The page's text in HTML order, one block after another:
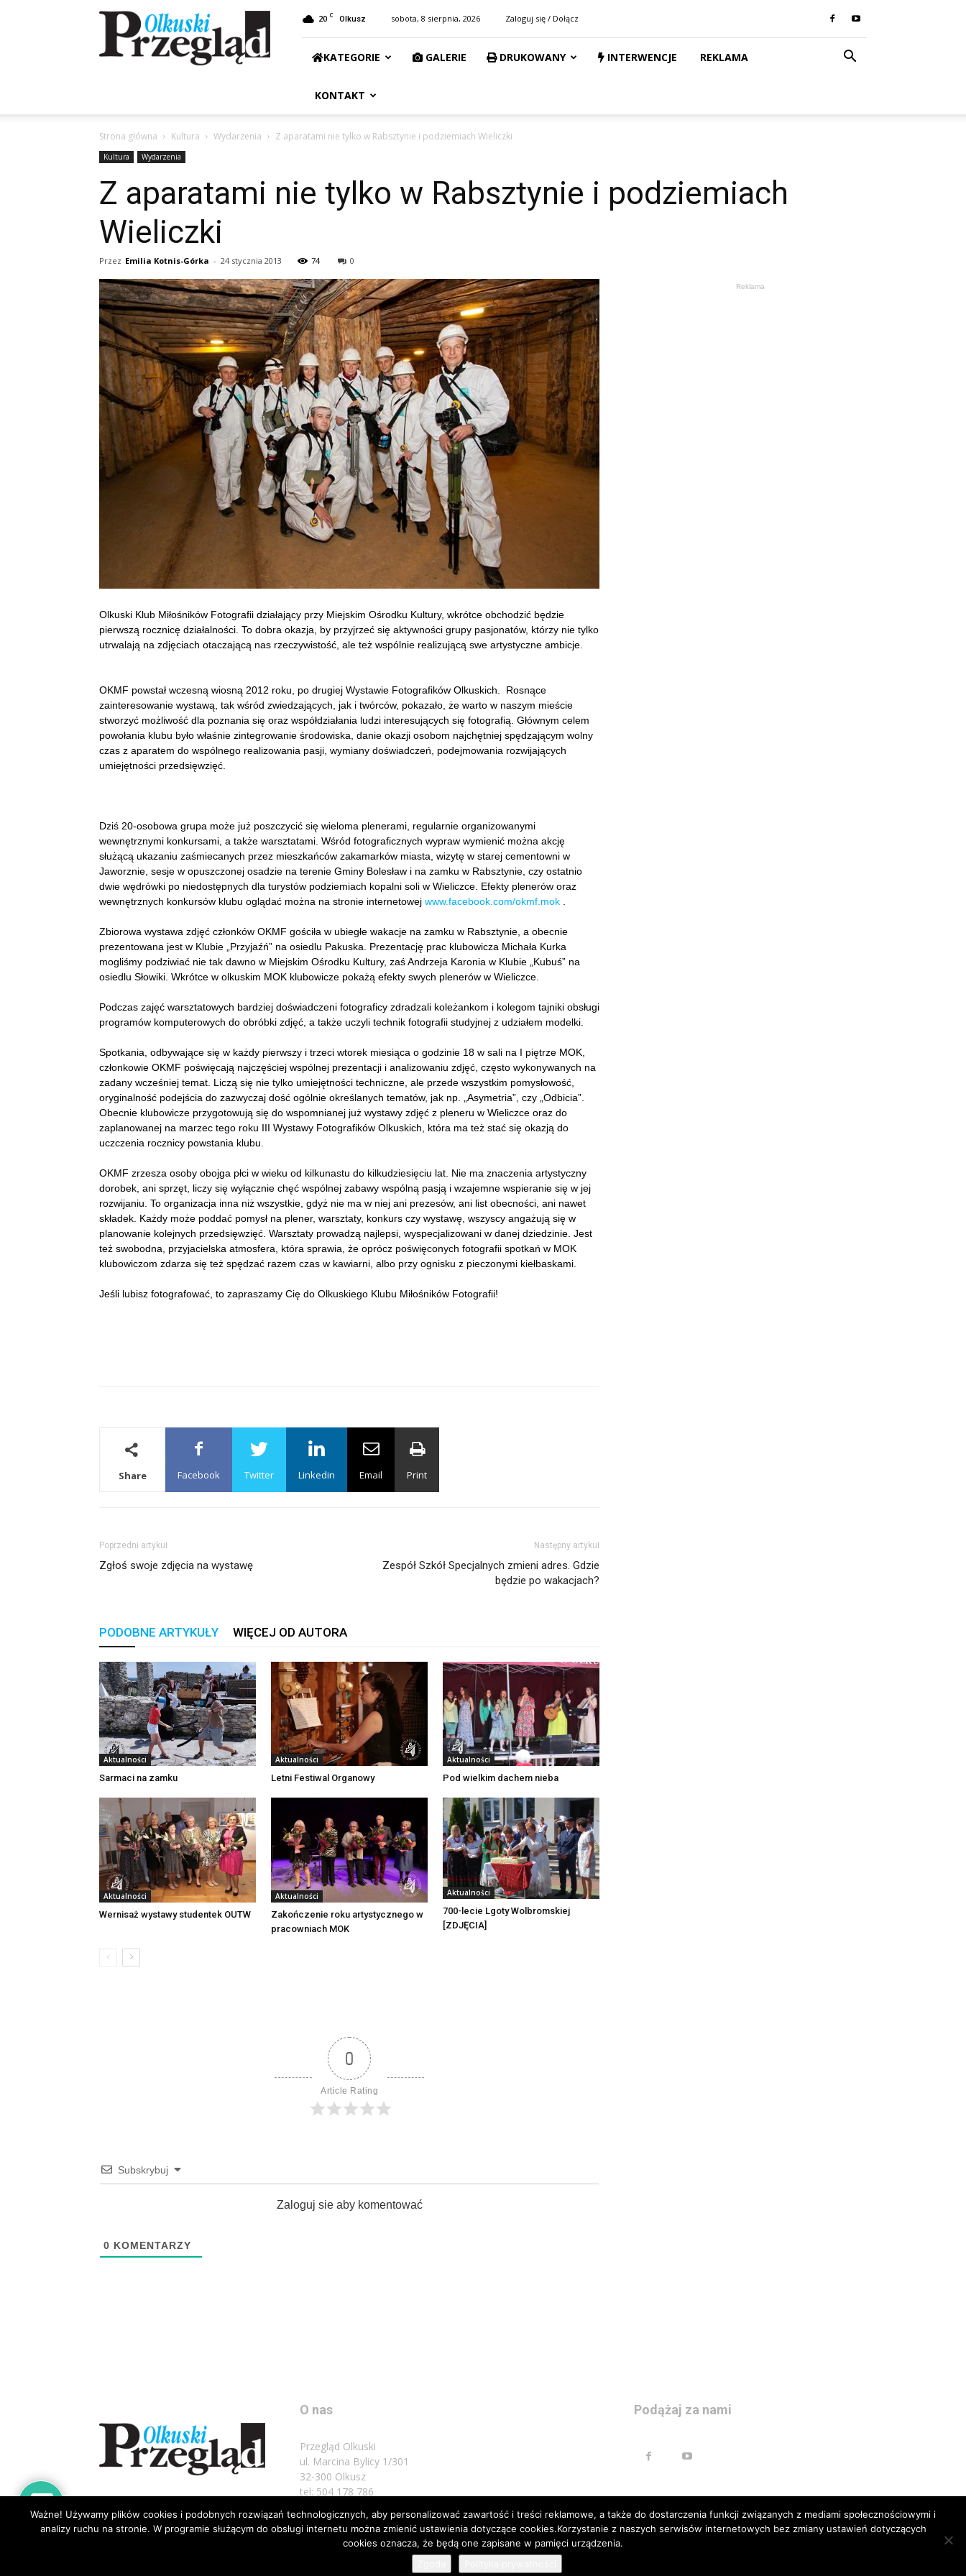
Przegląd
Olkuski
20 C Olkusz sobota, 8 sierpnia, 2026 Zaloguj się / Dołącz
KATEGORIE GALERIE DRUKOWANY INTERWENCJE REKLAMA
KONTAKT
Strona główna Kultura Wydarzenia Z aparatami nie tylko w Rabsztynie i podziemiach Wieliczki
Kultura Wydarzenia
Z aparatami nie tylko w Rabsztynie i podziemiach
Wieliczki
Przez Emilia Kotnis-Górka - 24 stycznia 2013 74 0
Olkuski Klub Miłośników Fotografii działający przy Miejskim Ośrodku Kultury, wkrótce obchodzić będzie
pierwszą rocznicę działalności. To dobra okazja, by przyjrzeć się aktywności grupy pasjonatów, którzy nie tylko
utrwalają na zdjęciach otaczającą nas rzeczywistość, ale też wspólnie realizującą swe artystyczne ambicje.
OKMF powstał wczesną wiosną 2012 roku, po drugiej Wystawie Fotografików Olkuskich. Rosnące
zainteresowanie wystawą, tak wśród zwiedzających, jak i twórców, pokazało, że warto w naszym mieście
stworzyć możliwość dla poznania się oraz współdziałania ludzi interesujących się fotografią. Głównym celem
powołania klubu było właśnie zintegrowanie środowiska, danie okazji osobom najchętniej spędzającym wolny
czas z aparatem do wspólnego realizowania pasji, wymiany doświadczeń, podejmowania rozwijających
umiejętności przedsięwzięć.
Dziś 20-osobowa grupa może już poszczycić się wieloma plenerami, regularnie organizowanymi
wewnętrznymi konkursami, a także warsztatami. Wśród fotograficznych wypraw wymienić można akcję
służącą ukazaniu zaśmiecanych przez mieszkańców zakamarków miasta, wizytę w starej cementowni w
Jaworznie, sesje w opuszczonej osadzie na terenie Gminy Bolesław i na zamku w Rabsztynie, czy ostatnio
dwie wędrówki po niedostępnych dla turystów podziemiach kopalni soli w Wieliczce. Efekty plenerów oraz
wewnętrznych konkursów klubu oglądać można na stronie internetowej www.facebook.com/okmf.mok
Zbiorowa wystawa zdjęć członków OKMF gościła w ubiegłe wakacje na zamku w Rabsztynie, a obecnie
prezentowana jest w Klubie „Przyjaźń” na osiedlu Pakuska. Prezentację prac klubowicza Michała Kurka
mogliśmy podziwiać nie tak dawno w Miejskim Ośrodku Kultury, zaś Andrzeja Karonia w Klubie „Kubuś” na
osiedlu Słowiki. Wkrótce w olkuskim MOK klubowicze pokażą efekty swych plenerów w Wieliczce.
Podczas zajęć warsztatowych bardziej doświadczeni fotograficy zdradzali koleżankom i kolegom tajniki obsługi
programów komputerowych do obróbki zdjęć, a także uczyli technik fotografii studyjnej z udziałem modelki.
Spotkania, odbywające się w każdy pierwszy i trzeci wtorek miesiąca o godzinie 18 w sali na I piętrze MOK,
członkowie OKMF poświęcają najczęściej wspólnej prezentacji i analizowaniu zdjęć, często wykonywanych na
zadany wcześniej temat. Liczą się nie tylko umiejętności techniczne, ale przede wszystkim pomysłowość,
oryginalność podejścia do zazwyczaj dość ogólnie określanych tematów, jak np. „Asymetria”, czy „Odbicia”.
Obecnie klubowicze przygotowują się do wspomnianej już wystawy zdjęć z pleneru w Wieliczce oraz do
zaplanowanej na marzec tego roku III Wystawy Fotografików Olkuskich, która ma też stać się okazją do
uczczenia rocznicy powstania klubu.
OKMF zrzesza osoby obojga płci w wieku od kilkunastu do kilkudziesięciu lat. Nie ma znaczenia artystyczny
dorobek, ani sprzęt, liczy się wyłącznie chęć wspólnej zabawy wspólną pasją i wzajemne wspieranie się w jej
rozwijaniu. To organizacja inna niż wszystkie, gdyż nie ma w niej ani prezesów, ani list obecności, ani nawet
składek. Każdy może poddać pomysł na plener, warsztaty, konkurs czy wystawę, wszyscy angażują się w
planowanie kolejnych przedsięwzięć. Warsztaty prowadzą najlepsi, wyspecjalizowani w danej dziedzinie. Jest
też swobodna, przyjacielska atmosfera, która sprawia, że oprócz poświęconych fotografii spotkań w MOK
klubowiczom zdarza się też spędzać razem czas w kawiarni, albo przy ognisku z pieczonymi kiełbaskami.
Jeśli lubisz fotografować, to zapraszamy Cię do Olkuskiego Klubu Miłośników Fotografii!
Share Facebook Twitter Linkedin Email Print
Poprzedni artykuł
Zgłoś swoje zdjęcia na wystawę
Następny artykuł
Zespół Szkół Specjalnych zmieni adres. Gdzie
będzie po wakacjach?
PODOBNE ARTYKUŁY WIĘCEJ OD AUTORA
Aktualności
Sarmaci na zamku
Aktualności
Letni Festiwal Organowy
Aktualności
Pod wielkim dachem nieba
Aktualności
Wernisaż wystawy studentek OUTW
Aktualności
Zakończenie roku artystycznego w
pracowniach MOK
Aktualności
700-lecie Lgoty Wolbromskiej
[ZDJĘCIA]
0
Article Rating
Subskrybuj
Zaloguj sie aby komentować
0 KOMENTARZY
Reklama
O nas
Przegląd Olkuski
ul. Marcina Bylicy 1/301
32-300 Olkusz
tel: 504 178 786
Napisz do nas: biuro@przeglad.olkuski.pl
Podążaj za nami
Ważne! Używamy plików cookies i podobnych rozwiązań technologicznych, aby personalizować zawartość i treści reklamowe, a także do dostarczenia funkcji związanych z mediami społecznościowymi i
analizy ruchu na stronie. W programie służącym do obsługi internetu można zmienić ustawienia dotyczące cookies.Korzystanie z naszych serwisów internetowych bez zmiany ustawień dotyczących
cookies oznacza, że będą one zapisane w pamięci urządzenia.